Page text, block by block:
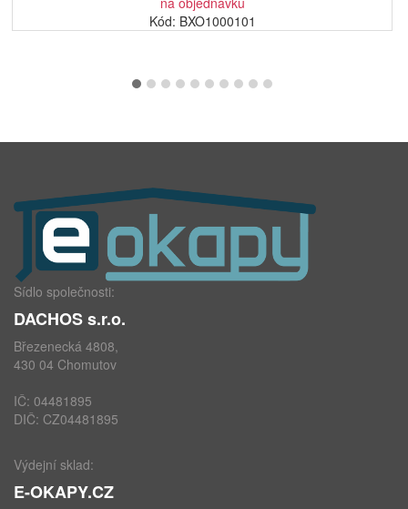
Kód: BXO1000101
Sídlo společnosti:
DACHOS s.r.o.
Březenecká 4808,
430 04 Chomutov
IČ: 04481895
DIČ: CZ04481895
Výdejní sklad:
E-OKAPY.CZ